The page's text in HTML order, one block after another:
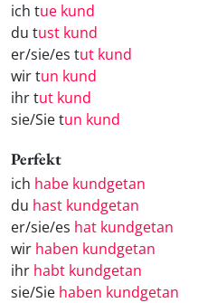
ich tue kund
du tust kund
er/sie/es tut kund
wir tun kund
ihr tut kund
sie/Sie tun kund
Perfekt
ich habe kundgetan
du hast kundgetan
er/sie/es hat kundgetan
wir haben kundgetan
ihr habt kundgetan
sie/Sie haben kundgetan